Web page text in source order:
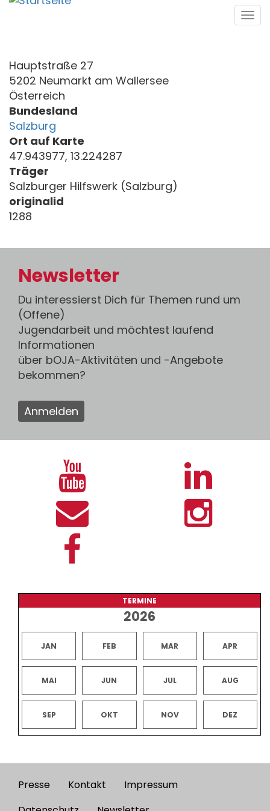
Direkt
Hauptstraße 27
5202 Neumarkt am Wallersee
Österreich
Bundesland
Salzburg
Ort auf Karte
47.943977, 13.224287
Träger
Salzburger Hilfswerk (Salzburg)
originalid
1288
Newsletter
Du interessierst Dich für Themen rund um
(Offene)
Jugendarbeit und möchtest laufend
Informationen
über bOJA-Aktivitäten und -Angebote
bekommen?
Anmelden
TERMINE
2026
JAN FEB MAR APR
MAI JUN JUL AUG
SEP OKT NOV DEZ
Footer
Presse Kontakt
Impressum